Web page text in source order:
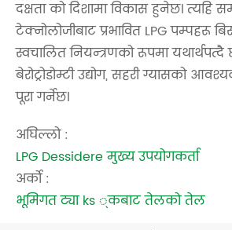
दक्षता को दिशामा विकास हुनेछ। त्यहि
टेक्नोलोजीबाट प्रभावित LPG पम्पहरू
स्वचालित नियन्त्रणको रूपमा
बेरोट्रोडोम्टी उद्योग, सहरी ग्यासको
पूरा गर्नेछ।
अघिल्लो :
LPG Dessidere मुख्य उपयोगकर्ता
अर्को :
भूमिगत ट्या ks ्कबाट तेलको तेल